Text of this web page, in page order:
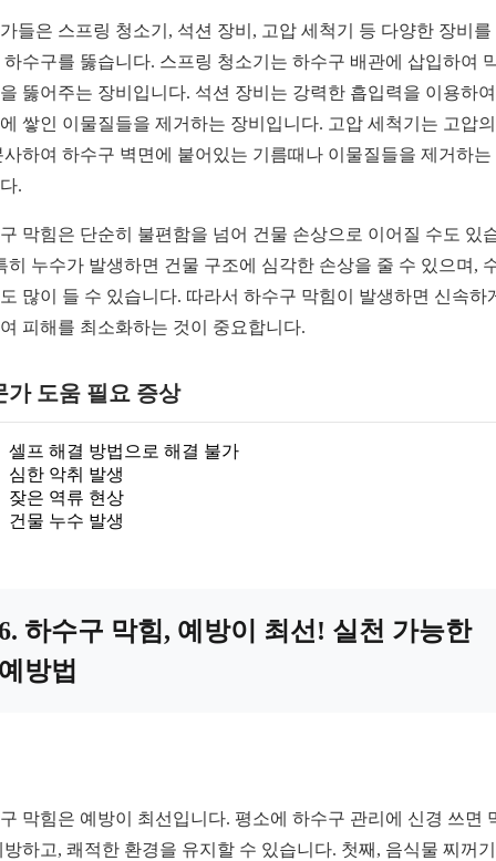
들은 스프링 청소기, 석션 장비, 고압 세척기 등 다양한 장비를
하수구를 뚫습니다. 스프링 청소기는 하수구 배관에 삽입하여
뚫어주는 장비입니다. 석션 장비는 강력한 흡입력을 이용하
쌓인 이물질들을 제거하는 장비입니다. 고압 세척기는 고압
사하여 하수구 벽면에 붙어있는 기름때나 이물질들을 제거하는
.
막힘은 단순히 불편함을 넘어 건물 손상으로 이어질 수도 있
히 누수가 발생하면 건물 구조에 심각한 손상을 줄 수 있으며,
많이 들 수 있습니다. 따라서 하수구 막힘이 발생하면 신속하
피해를 최소화하는 것이 중요합니다.
가 도움 필요 증상
셀프 해결 방법으로 해결 불가
심한 악취 발생
잦은 역류 현상
건물 누수 발생
하수구 막힘, 예방이 최선! 실천 가능한
방법
막힘은 예방이 최선입니다. 평소에 하수구 관리에 신경 쓰면
방하고, 쾌적한 환경을 유지할 수 있습니다. 첫째, 음식물 찌꺼